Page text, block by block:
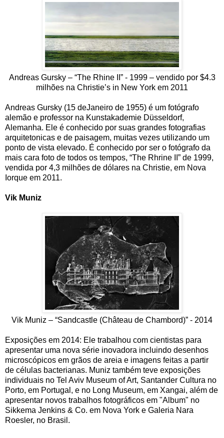
Andreas Gursky – “The Rhine II” - 1999 – vendido por $4.3
milhões na Christie’s in New York em 2011
Andreas Gursky (15 deJaneiro de 1955) é um fotógrafo
alemão e professor na Kunstakademie Düsseldorf,
Alemanha. Ele é conhecido por suas grandes fotografias
arquitetonicas e de paisagem, muitas vezes utilizando um
ponto de vista elevado. É conhecido por ser o fotógrafo da
mais cara foto de todos os tempos, “The Rhrine II” de 1999,
vendida por 4,3 milhões de dólares na Christie, em Nova
Iorque em 2011.
Vik Muniz
Vik Muniz – “Sandcastle (Château de Chambord)” - 2014
Exposições em 2014: Ele trabalhou com cientistas para
apresentar uma nova série inovadora incluindo desenhos
microscópicos em grãos de areia e imagens feitas a partir
de células bacterianas. Muniz também teve exposições
individuais no Tel Aviv Museum of Art, Santander Cultura no
Porto, em Portugal, e no Long Museum, em Xangai, além de
apresentar novos trabalhos fotográficos em "Album" no
Sikkema Jenkins & Co. em Nova York e Galeria Nara
Roesler, no Brasil.